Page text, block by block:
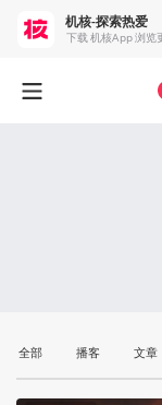
全部 播客 文章
机核-探索热爱
下载 机核App 浏览